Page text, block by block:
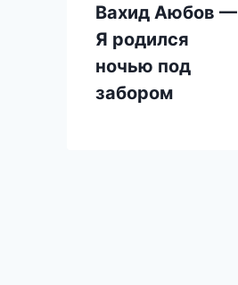
Вахид Аюбов —
Я родился
ночью под
забором